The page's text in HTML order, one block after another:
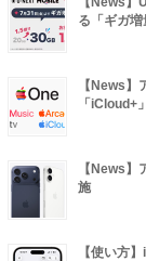
る「ギガ
【News
「iCloud+
【News
施
【使い方